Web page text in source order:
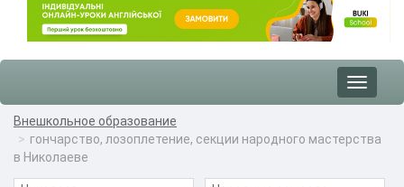
Toggle
Внешкольное образование
гончарство, лозоплетение, секции народного мастерства
в Николаеве